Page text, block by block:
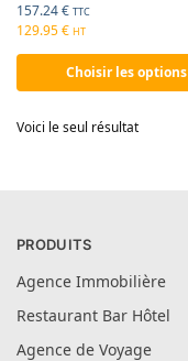
157.24€ TTC
129.95€ HT
Choisir les options
Voici le seul résultat
PRODUITS
Agence Immobilière
Restaurant Bar Hôtel
Agence de Voyage